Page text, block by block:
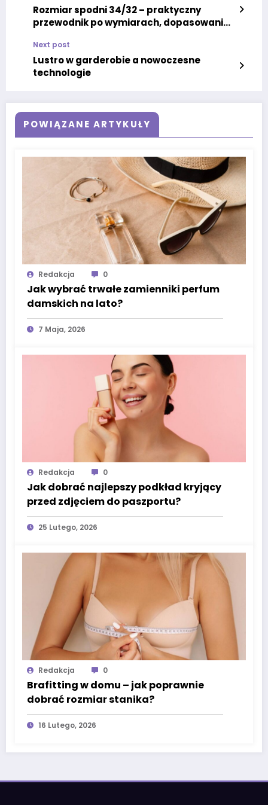
Rozmiar spodni 34/32 – praktyczny
przewodnik po wymiarach, dopasowaniu i
Next post
Lustro w garderobie a nowoczesne
technologie
POWIĄZANE ARTYKUŁY
Redakcja 0
Jak wybrać trwałe zamienniki perfum
damskich na lato?
7 Maja, 2026
Redakcja 0
Jak dobrać najlepszy podkład kryjący
przed zdjęciem do paszportu?
25 Lutego, 2026
Redakcja 0
Brafitting w domu – jak poprawnie
dobrać rozmiar stanika?
16 Lutego, 2026